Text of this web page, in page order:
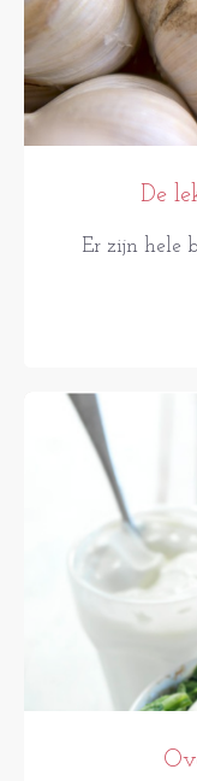
De
Er zijn hele